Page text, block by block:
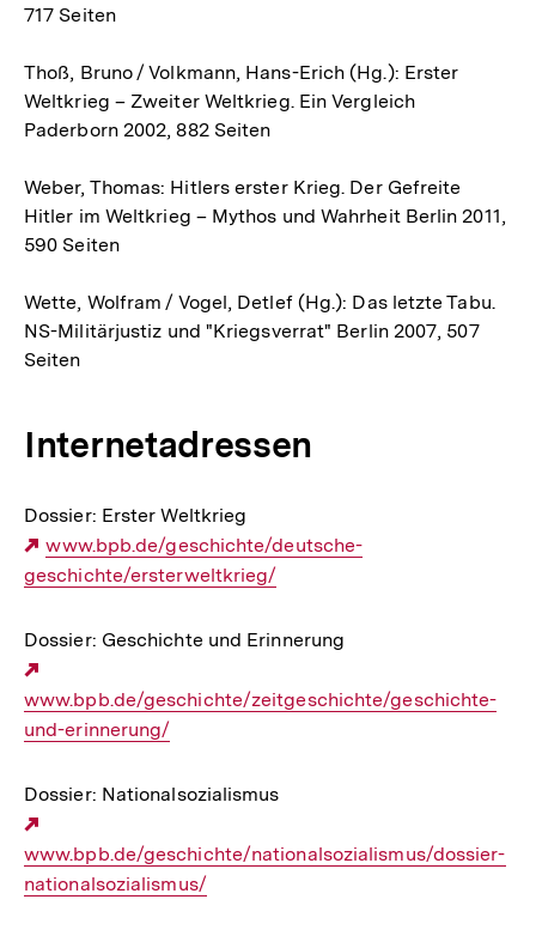
717 Seiten
Thoß, Bruno / Volkmann, Hans-Erich (Hg.): Erster
Weltkrieg – Zweiter Weltkrieg. Ein Vergleich
Paderborn 2002, 882 Seiten
Weber, Thomas: Hitlers erster Krieg. Der Gefreite
Hitler im Weltkrieg – Mythos und Wahrheit Berlin 2011,
590 Seiten
Wette, Wolfram / Vogel, Detlef (Hg.): Das letzte Tabu.
NS-Militärjustiz und "Kriegsverrat" Berlin 2007, 507
Seiten
Internetadressen
Dossier: Erster Weltkrieg
Externer
Link:
www.bpb.de/geschichte/deutsche-
geschichte/ersterweltkrieg/
Dossier: Geschichte und Erinnerung
Link:
www.bpb.de/geschichte/zeitgeschichte/geschichte-
und-erinnerung/
Dossier: Nationalsozialismus
Link:
www.bpb.de/geschichte/nationalsozialismus/dossier-
nationalsozialismus/